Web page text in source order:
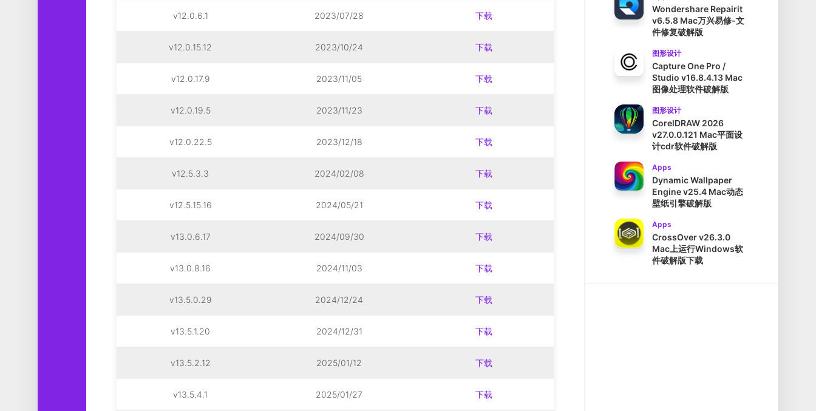
v12.0.6.1 2023/07/28 下载
v12.0.15.12 2023/10/24 下载
v12.0.17.9 2023/11/05 下载
v12.0.19.5 2023/11/23 下载
v12.0.22.5 2023/12/18 下载
v12.5.3.3 2024/02/08 下载
v12.5.15.16 2024/05/21 下载
v13.0.6.17 2024/09/30 下载
v13.0.8.16 2024/11/03 下载
v13.5.0.29 2024/12/24 下载
v13.5.1.20 2024/12/31 下载
v13.5.2.12 2025/01/12 下载
v13.5.4.1 2025/01/27 下载
Wondershare Repairit
v6.5.8 Mac万兴易修-文
件修复破解版
图形设计
Capture One Pro /
Studio v16.8.4.13 Mac
图像处理软件破解版
图形设计
CorelDRAW 2026
v27.0.0.121 Mac平面设
计cdr软件破解版
Apps
Dynamic Wallpaper
Engine v25.4 Mac动态
壁纸引擎破解版
Apps
CrossOver v26.3.0
Mac上运行Windows软
件破解版下载